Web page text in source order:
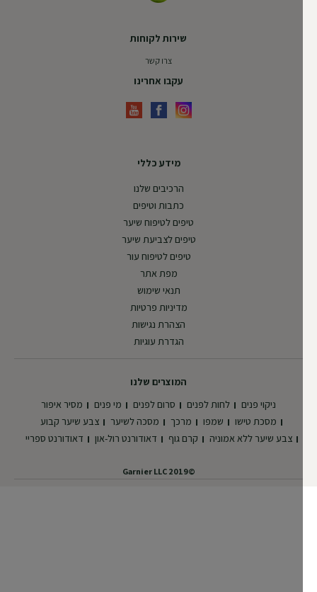
המוצרים שלנו
ניקוי פנים
לחות לפנים סרום לפנים מי פנים
מסיר איפור
מסכת טישו
שמפו מרכך מסכה לשיער
צבע שיער קבוע
צבע שיער ללא אמוניה
קרם גוף דאודורנט רול-און דאודורנט ספריי
מידע כללי
הרכיבים שלנו
כתבות וטיפים
טיפים לטיפוח שיער
טיפים לצביעת שיער
טיפים לטיפוח עור
מפת אתר
תנאי שימוש
מדיניות פרטיות
הצהרת נגישות
הגדרת עוגיות
שירות לקוחות
צרו קשר
עקבו אחרינו